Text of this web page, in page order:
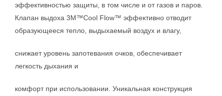
эффективностью защиты, в том числе и от газов и паров.
Клапан выдоха 3M™Cool Flow™ эффективно отводит
образующееся тепло, выдыхаемый воздух и влагу,
снижает уровень запотевания очков, обеспечивает
легкость дыхания и
комфорт при использовании. Уникальная конструкция